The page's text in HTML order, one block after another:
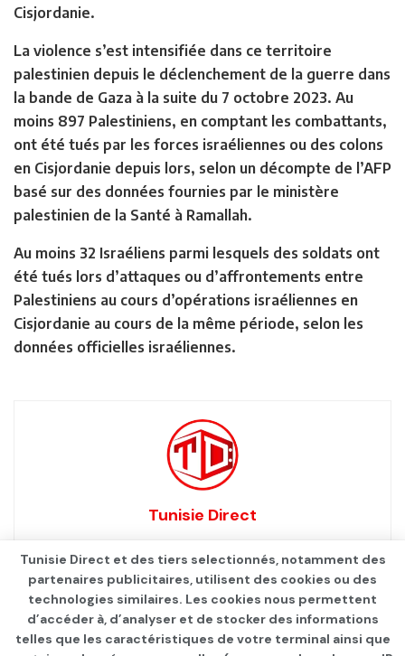
Cisjordanie.
La violence s’est intensifiée dans ce territoire
palestinien depuis le déclenchement de la guerre dans
la bande de Gaza à la suite du 7 octobre 2023. Au
moins 897 Palestiniens, en comptant les combattants,
ont été tués par les forces israéliennes ou des colons
en Cisjordanie depuis lors, selon un décompte de l’AFP
basé sur des données fournies par le ministère
palestinien de la Santé à Ramallah.
Au moins 32 Israéliens parmi lesquels des soldats ont
été tués lors d’attaques ou d’affrontements entre
Palestiniens au cours d’opérations israéliennes en
Cisjordanie au cours de la même période, selon les
données officielles israéliennes.
Tunisie Direct
Tunisie Direct et des tiers selectionnés, notamment des
partenaires publicitaires, utilisent des cookies ou des
technologies similaires. Les cookies nous permettent
d’accéder à, d’analyser et de stocker des informations
telles que les caractéristiques de votre terminal ainsi que